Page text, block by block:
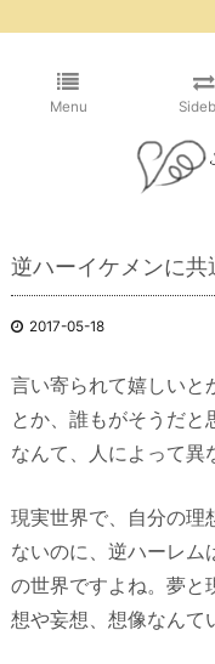
Menu
逆ハーイケメンに
2017-05-18
言い寄られて嬉しいと
とか、誰もがそうだと
なんて、人によって異
現実世界で、自分の理
ないのに、逆ハーレム
の世界ですよね。夢と
想や妄想、想像なんて